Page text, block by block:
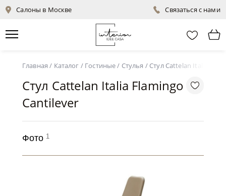
Салоны в Москве Связаться с нами
Главная / Каталог / Гостиные/ Стулья / Стул Cattelan Italia
Стул Cattelan Italia Flamingo
Cantilever
Фото 1